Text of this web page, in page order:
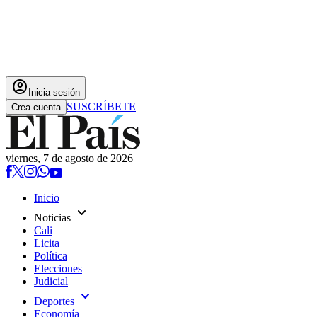
account_circle Inicia sesión
Crea cuenta SUSCRÍBETE
viernes, 7 de agosto de 2026
Inicio
Noticias expand_more
Cali
Licita
Política
Elecciones
Judicial
Deportes expand_more
Economía